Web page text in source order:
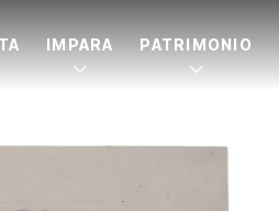
IMPARA PATRIMONIO